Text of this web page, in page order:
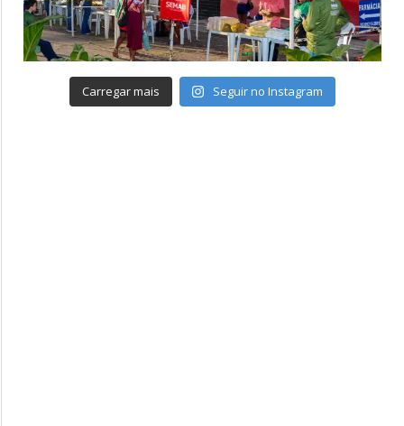
Carregar mais Seguir no Instagram